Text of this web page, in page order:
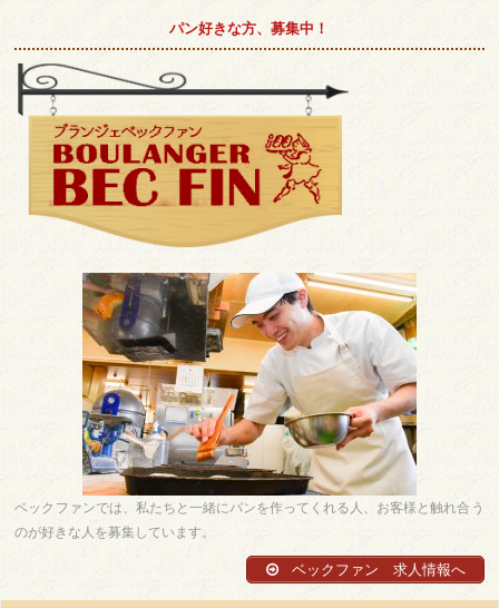
パン好きな方、募集中！
ベックファンでは、私たちと一緒にパンを作ってくれる人、お客様と触れ合う
のが好きな人を募集しています。
ベックファン 求人情報へ